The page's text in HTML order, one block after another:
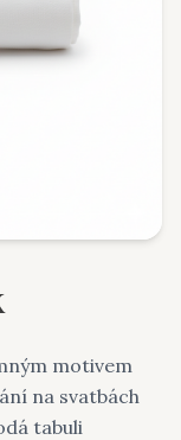
motivem
na svatbách
tabuli